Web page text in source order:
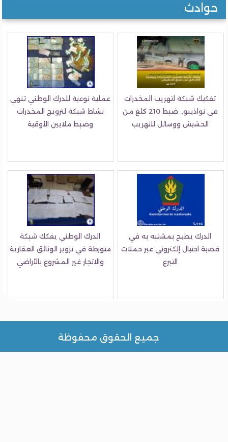
شبكة لتهريب المخدرات
في نواذيبو.. ضبط 210 كلغ من
الحشيش ووسائل للتهريب
عملية نوعية للدرك الوطني تنهي
نشاط شبكة لترويج المخدرات
وضبط ملايين الأوقية
الدرك يطيح بمشتبه به في
احتيال إلكتروني عبر حملات
الدرك الوطني يفكك شبكة
متورطة في تزوير الوثائق العقارية
والاتجار غير المشروع بالأراضي
جميع الحقوق محفوظة